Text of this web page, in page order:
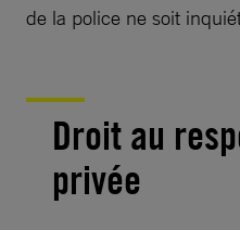
de la police ne soit
Droit au
privée